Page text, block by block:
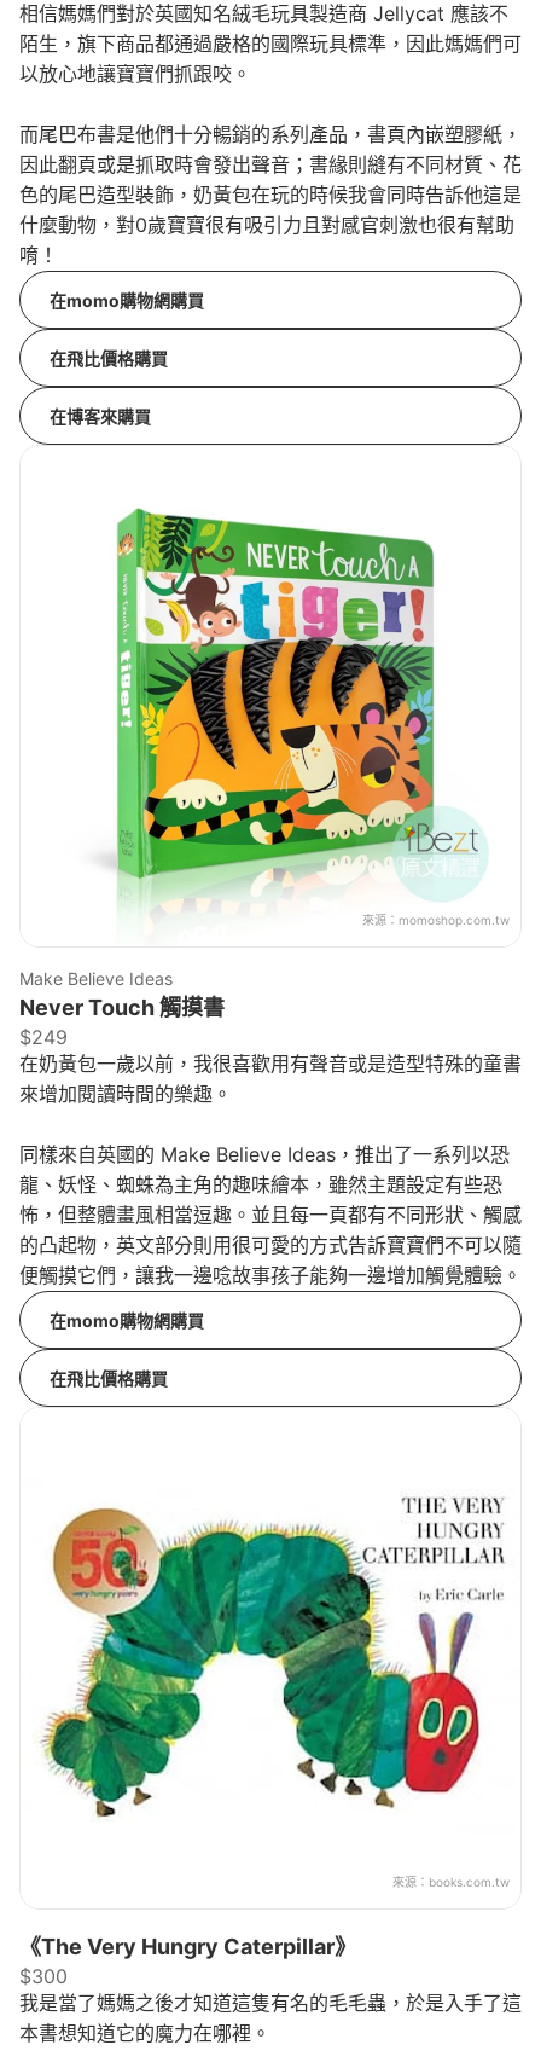
相信媽媽們對於英國知名絨毛玩具製造商 Jellycat 應該不
陌生，旗下商品都通過嚴格的國際玩具標準，因此媽媽們可
以放心地讓寶寶們抓跟咬。
而尾巴布書是他們十分暢銷的系列產品，書頁內嵌塑膠紙，
因此翻頁或是抓取時會發出聲音；書緣則縫有不同材質、花
色的尾巴造型裝飾，奶黃包在玩的時候我會同時告訴他這是
什麼動物，對0歲寶寶很有吸引力且對感官刺激也很有幫助
唷！
在momo購物網購買
在飛比價格購買
在博客來購買
來源： momoshop.com.tw
Make Believe Ideas
Never Touch 觸摸書
$249
在奶黃包一歲以前，我很喜歡用有聲音或是造型特殊的童書
來增加閱讀時間的樂趣。
同樣來自英國的 Make Believe Ideas，推出了一系列以恐
龍、妖怪、蜘蛛為主角的趣味繪本，雖然主題設定有些恐
怖，但整體畫風相當逗趣。並且每一頁都有不同形狀、觸感
的凸起物，英文部分則用很可愛的方式告訴寶寶們不可以隨
便觸摸它們，讓我一邊唸故事孩子能夠一邊增加觸覺體驗。
在momo購物網購買
在飛比價格購買
來源： books.com.tw
《The Very Hungry Caterpillar》
$300
我是當了媽媽之後才知道這隻有名的毛毛蟲，於是入手了這
本書想知道它的魔力在哪裡。